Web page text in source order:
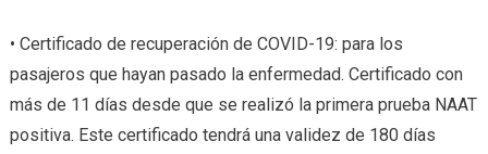
• Certificado de recuperación de COVID-19: para los
pasajeros que hayan pasado la enfermedad. Certificado con
más de 11 días desde que se realizó la primera prueba NAAT
positiva. Este certificado tendrá una validez de 180 días